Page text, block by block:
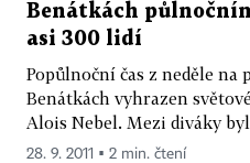
Benátkách
asi 300 lidí
Popůlnoční čas z neděle
Benátkách vyhrazen
Alois Nebel. Mezi diváky
28. 9. 2011 ▪ 2 min. čtení